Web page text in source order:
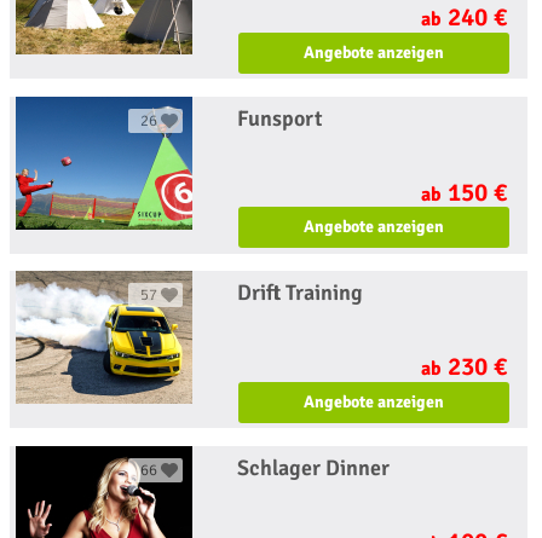
ab 240 €
Angebote anzeigen
26 Funsport
ab 150 €
Angebote anzeigen
57 Drift Training
ab 230 €
Angebote anzeigen
66 Schlager Dinner